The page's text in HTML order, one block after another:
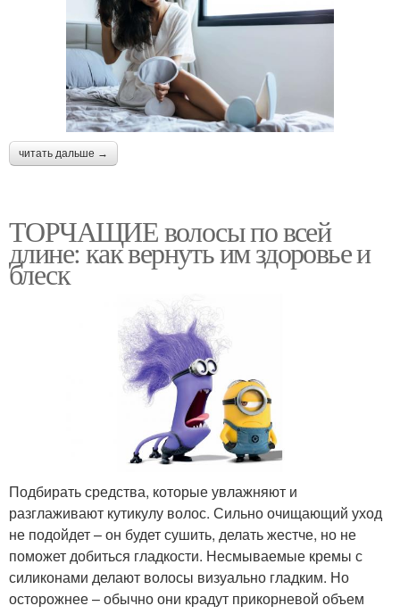
читать дальше →
ТОРЧАЩИЕ волосы по всей
длине: как вернуть им здоровье и
блеск
Подбирать средства, которые увлажняют и
разглаживают кутикулу волос. Сильно очищающий уход
не подойдет – он будет сушить, делать жестче, но не
поможет добиться гладкости. Несмываемые кремы с
силиконами делают волосы визуально гладким. Но
осторожнее – обычно они крадут прикорневой объем